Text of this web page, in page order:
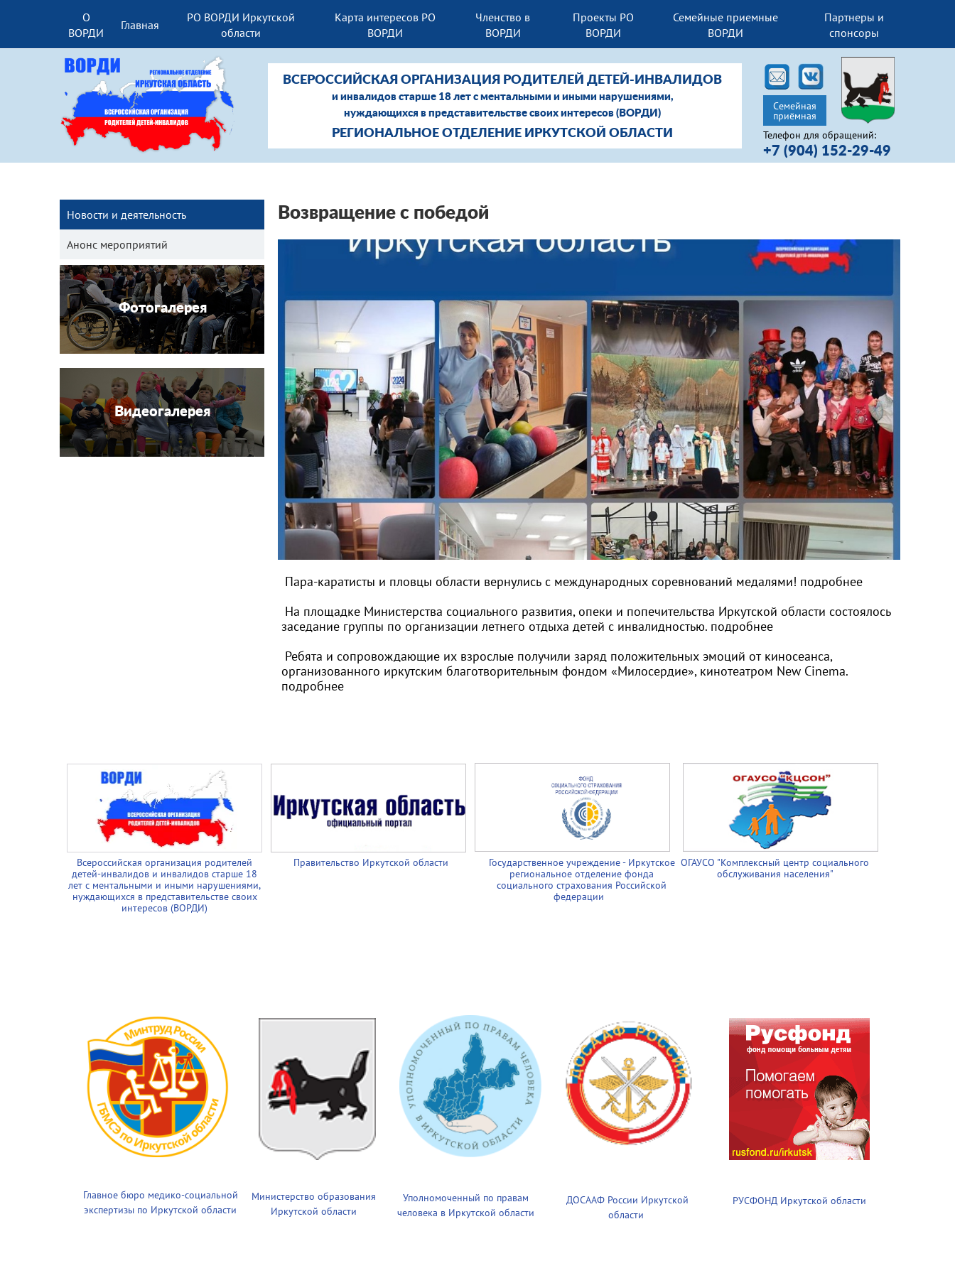
О
ВОРДИ
Главная
РО ВОРДИ Иркутской
области
Карта интересов РО
ВОРДИ
Членство в
ВОРДИ
Проекты РО
ВОРДИ
Семейные приемные
ВОРДИ
Партнеры и
спонсоры
Телефон для обращений:
+7 (904) 152-29-49
ВСЕРОССИЙСКАЯ ОРГАНИЗАЦИЯ РОДИТЕЛЕЙ ДЕТЕЙ-ИНВАЛИДОВ
и инвалидов старше 18 лет с ментальными и иными нарушениями,
нуждающихся в представительстве своих интересов (ВОРДИ)
РЕГИОНАЛЬНОЕ ОТДЕЛЕНИЕ ИРКУТСКОЙ ОБЛАСТИ
Семейная
приёмная
Новости и деятельность
Анонс мероприятий
Фотогалерея
Видеогалерея
Возвращение с победой
Пара-каратисты и пловцы области вернулись с международных соревнований медалями! подробнее
На площадке Министерства социального развития, опеки и попечительства Иркутской области состоялось
заседание группы по организации летнего отдыха детей с инвалидностью. подробнее
Ребята и сопровождающие их взрослые получили заряд положительных эмоций от киносеанса,
организованного иркутским благотворительным фондом «Милосердие», кинотеатром New Cinema.
подробнее
Всероссийская организация родителей
детей-инвалидов и инвалидов старше 18
лет с ментальными и иными нарушениями,
нуждающихся в представительстве своих
интересов (ВОРДИ)
Правительство Иркутской области
Государственное учреждение - Иркутское
региональное отделение фонда
социального страхования Российской
федерации
ОГАУСО "Комплексный центр социального
обслуживания населения"
Главное бюро медико-социальной
экспертизы по Иркутской области
Министерство образования
Иркутской области
Уполномоченный по правам
человека в Иркутской области
ДОСААФ России Иркутской
области
РУСФОНД Иркутской области